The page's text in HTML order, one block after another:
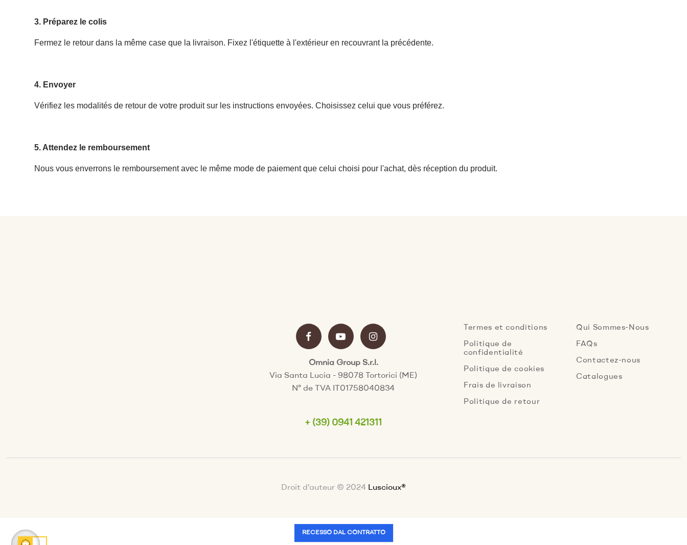
3. Préparez le colis
Fermez le retour dans la même case que la livraison. Fixez l'étiquette à l'extérieur en recouvrant la précédente.
4. Envoyer
Vérifiez les modalités de retour de votre produit sur les instructions envoyées. Choisissez celui que vous préférez.
5. Attendez le remboursement
Nous vous enverrons le remboursement avec le même mode de paiement que celui choisi pour l'achat, dès réception du produit.
Omnia Group S.r.l.
Via Santa Lucia - 98078 Tortorici (ME)
N° de TVA IT01758040834
+ (39) 0941 421311
Termes et conditions
Politique de
confidentialité
Politique de cookies
Frais de livraison
Politique de retour
Qui Sommes-Nous
FAQs
Contactez-nous
Catalogues
Droit d'auteur © 2024 Luscioux®
RECESSO DAL CONTRATTO